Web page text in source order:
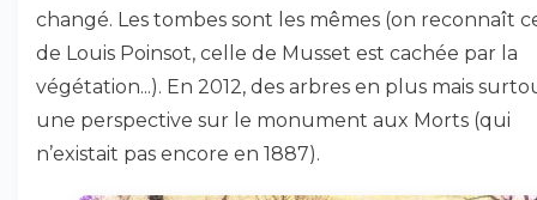
changé. Les tombes sont les mêmes (on reconnaît
de Louis Poinsot, celle de Musset est cachée par la
végétation...). En 2012, des arbres en plus mais
une perspective sur le monument aux Morts (qui
n’existait pas encore en 1887).